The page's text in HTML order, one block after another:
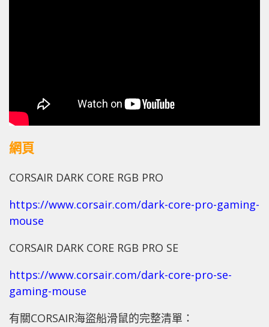
網頁
CORSAIR DARK CORE RGB PRO
https://www.corsair.com/dark-core-pro-gaming-
mouse
CORSAIR DARK CORE RGB PRO SE
https://www.corsair.com/dark-core-pro-se-
gaming-mouse
有關CORSAIR海盜船滑鼠的完整清單：